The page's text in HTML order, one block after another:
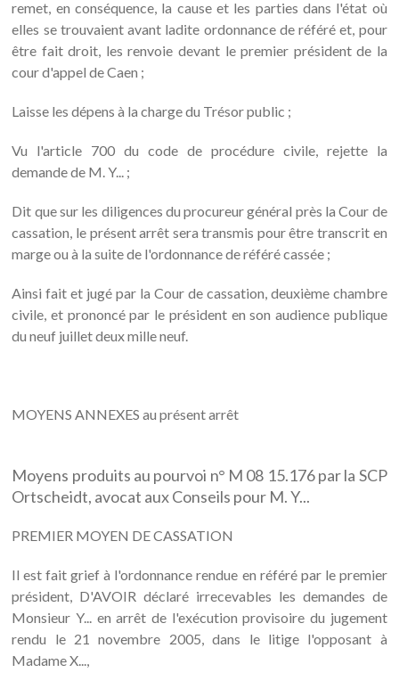
remet, en conséquence, la cause et les parties dans l'état où
elles se trouvaient avant ladite ordonnance de référé et, pour
être fait droit, les renvoie devant le premier président de la
cour d'appel de Caen ;
Laisse les dépens à la charge du Trésor public ;
Vu l'article 700 du code de procédure civile, rejette la
demande de M. Y... ;
Dit que sur les diligences du procureur général près la Cour de
cassation, le présent arrêt sera transmis pour être transcrit en
marge ou à la suite de l'ordonnance de référé cassée ;
Ainsi fait et jugé par la Cour de cassation, deuxième chambre
civile, et prononcé par le président en son audience publique
du neuf juillet deux mille neuf.
MOYENS ANNEXES au présent arrêt
Moyens produits au pourvoi n° M 08 15.176 par la SCP
Ortscheidt, avocat aux Conseils pour M. Y...
PREMIER MOYEN DE CASSATION
Il est fait grief à l'ordonnance rendue en référé par le premier
président, D'AVOIR déclaré irrecevables les demandes de
Monsieur Y... en arrêt de l'exécution provisoire du jugement
rendu le 21 novembre 2005, dans le litige l'opposant à
Madame X...,